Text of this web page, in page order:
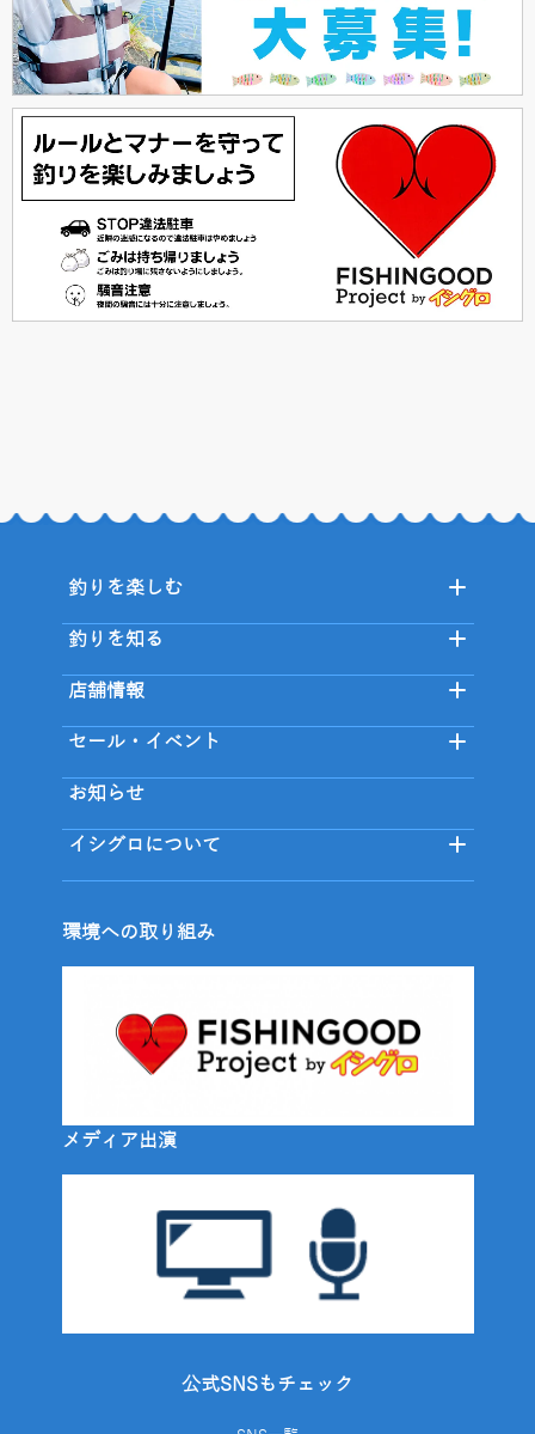
釣りを楽しむ
釣りを知る
店舗情報
セール・イベント
お知らせ
イシグロについて
環境への取り組み
メディア出演
公式SNSもチェック